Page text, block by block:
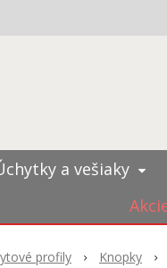
a vešiaky
profily Knopky